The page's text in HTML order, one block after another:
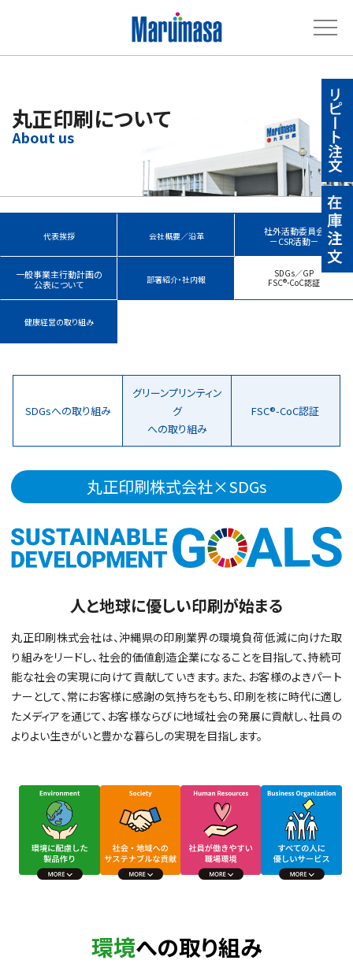
丸正印刷について
代表挨拶 会社概要／沿革
社外活動委員会
－CSR活動－
一般事業主行動計画の
公表について
部署紹介・社内報
SDGs／GP
FSC®-CoC認証
健康経営の取り組み
SDGsへの取り組み
グリーンプリンティン
グ
への取り組み
FSC®-CoC認証
丸正印刷株式会社×SDGs
人と地球に優しい印刷が始まる
丸正印刷株式会社は、沖縄県の印刷業界の環境負荷低減に向けた取
り組みをリードし、社会的価値創造企業になることを目指して、持続可
能な社会の実現に向けて貢献していきます。また、お客様のよきパート
ナーとして、常にお客様に感謝の気持ちをもち、印刷を核に時代に適し
たメディアを通じて、お客様ならびに地域社会の発展に貢献し、社員の
よりよい生きがいと豊かな暮らしの実現を目指します。
環境への取り組み